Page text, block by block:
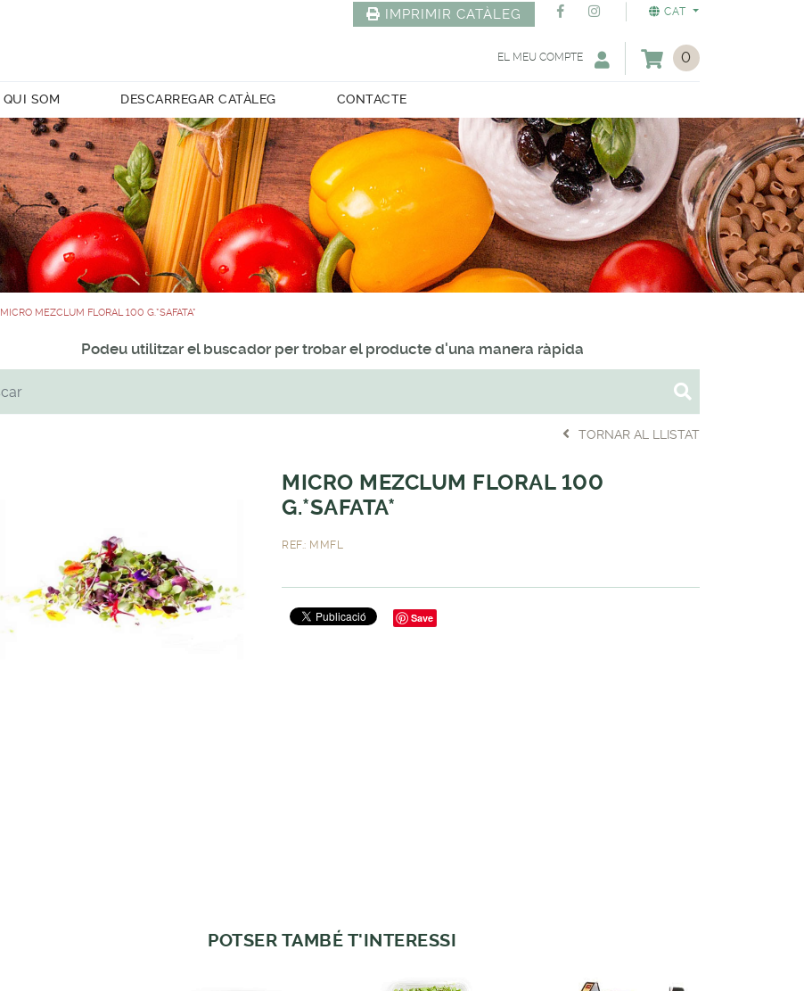
CAT
IMPRIMIR CATÀLEG
0
EL MEU COMPTE
QUI SOM DESCARREGAR CATÀLEG CONTACTE
MICRO MEZCLUM FLORAL 100 G.*SAFATA*
Podeu utilitzar el buscador per trobar el producte d'una manera ràpida
TORNAR AL LLISTAT
MICRO MEZCLUM FLORAL 100
G.*SAFATA*
REF.: MMFL
Save
POTSER TAMBÉ T'INTERESSI